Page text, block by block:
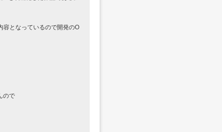
容となっているので開発のO
ので